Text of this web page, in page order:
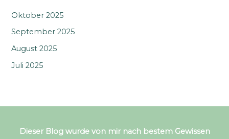
Oktober 2025
September 2025
August 2025
Juli 2025
Dieser Blog wurde von mir nach bestem Gewissen